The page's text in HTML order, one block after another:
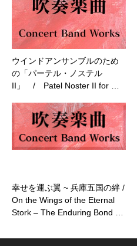
ウインドアンサンブルのため
の「パーテル・ノステル
II」 / Patel Noster II for …
幸せを運ぶ翼 ~ 兵庫五国の絆 /
On the Wings of the Eternal
Stork – The Enduring Bond …